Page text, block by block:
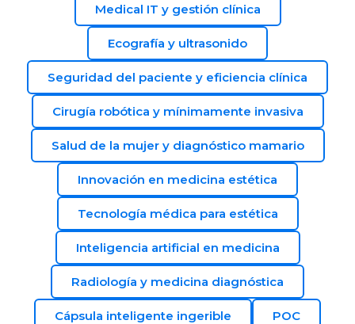
Medical IT y gestión clínica
Ecografía y ultrasonido
Seguridad del paciente y eficiencia clínica
Cirugía robótica y mínimamente invasiva
Salud de la mujer y diagnóstico mamario
Innovación en medicina estética
Tecnología médica para estética
Inteligencia artificial en medicina
Radiología y medicina diagnóstica
Cápsula inteligente ingerible POC